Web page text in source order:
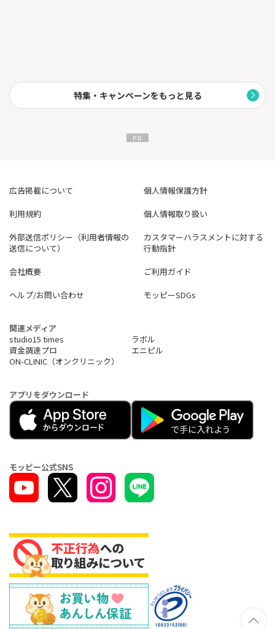
特集・キャンペーンをもっと見る
広告掲載について
個人情報保護方針
利用規約
個人情報取り扱い
外部送信ポリシー（利用者情報の
送信について）
カスタマーハラスメントに対する
行動指針
会社概要
ご利用ガイド
ヘルプ/お問い合わせ
モッピーSDGs
関連メディア
studio15 times
ラボル
資金調達プロ
エニピル
ON-CLINIC（オンクリニック）
アプリをダウンロード
モッピー公式SNS